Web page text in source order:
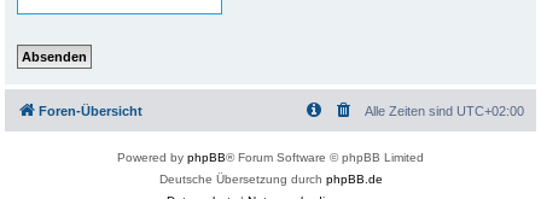
Foren-Übersicht Alle Zeiten sind UTC+02:00
Powered by phpBB® Forum Software © phpBB Limited
Deutsche Übersetzung durch phpBB.de